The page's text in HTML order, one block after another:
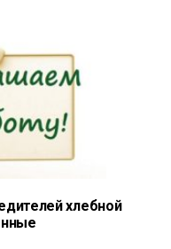
хлебной